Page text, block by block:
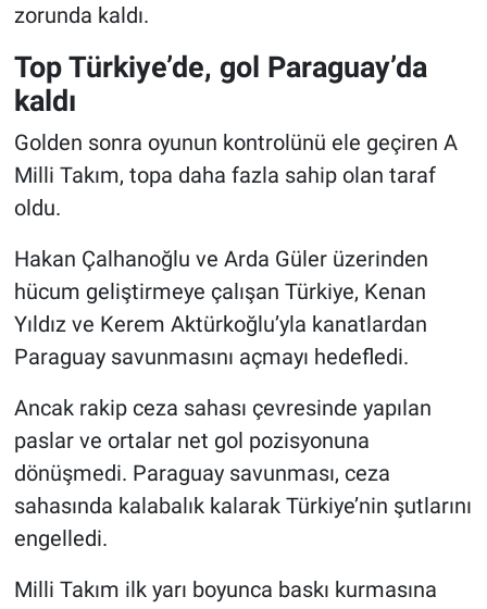
zorunda kaldı.
Top Türkiye’de, gol Paraguay’da
kaldı
Golden sonra oyunun kontrolünü ele geçiren A
Milli Takım, topa daha fazla sahip olan taraf
oldu.
Hakan Çalhanoğlu ve Arda Güler üzerinden
hücum geliştirmeye çalışan Türkiye, Kenan
Yıldız ve Kerem Aktürkoğlu’yla kanatlardan
Paraguay savunmasını açmayı hedefledi.
Ancak rakip ceza sahası çevresinde yapılan
paslar ve ortalar net gol pozisyonuna
dönüşmedi. Paraguay savunması, ceza
sahasında kalabalık kalarak Türkiye’nin şutlarını
engelledi.
Milli Takım ilk yarı boyunca baskı kurmasına